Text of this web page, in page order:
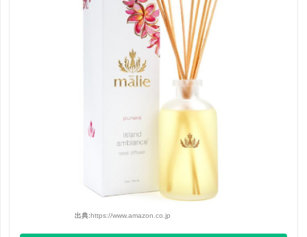
出典:https://www.amazon.co.jp